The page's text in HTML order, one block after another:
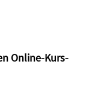
Online-Kurs-